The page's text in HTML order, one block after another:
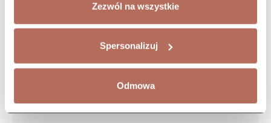
Zezwól na wszystkie
Spersonalizuj
Odmowa
Może Ci się spodobać